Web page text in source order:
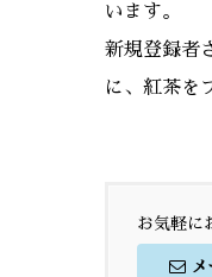
います。
新規登録者
に、紅茶を
お気軽に